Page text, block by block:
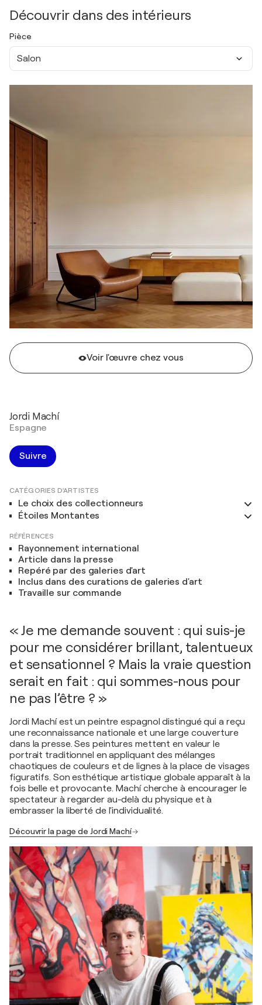
Découvrir dans des intérieurs
Pièce
Salon
Voir l'œuvre chez vous
Jordi Machí
Espagne
Suivre
CATÉGORIES D'ARTISTES
Le choix des collectionneurs
Étoiles Montantes
RÉFÉRENCES
Rayonnement international
Article dans la presse
Repéré par des galeries d'art
Inclus dans des curations de galeries d'art
Travaille sur commande
« Je me demande souvent : qui suis-je
pour me considérer brillant, talentueux
et sensationnel ? Mais la vraie question
serait en fait : qui sommes-nous pour
ne pas l’être ? »
Jordi Machí est un peintre espagnol distingué qui a reçu
une reconnaissance nationale et une large couverture
dans la presse. Ses peintures mettent en valeur le
portrait traditionnel en appliquant des mélanges
chaotiques de couleurs et de lignes à la place de visages
figuratifs. Son esthétique artistique globale apparaît à la
fois belle et provocante. Machí cherche à encourager le
spectateur à regarder au-delà du physique et à
embrasser la liberté de l'individualité.
Découvrir la page de Jordi Machí